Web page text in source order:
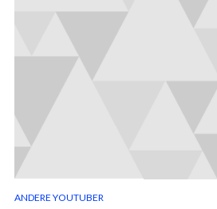
ANDERE YOUTUBER